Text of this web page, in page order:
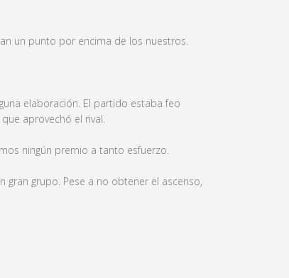
un punto por encima de los nuestros.
elaboración. El partido estaba feo
aprovechó el rival.
ningún premio a tanto esfuerzo.
grupo. Pese a no obtener el ascenso,